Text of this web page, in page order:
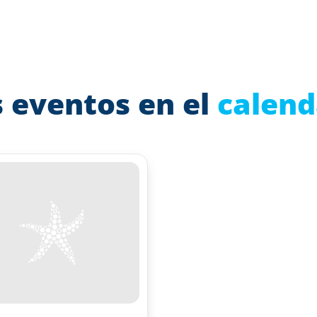
eventos en el